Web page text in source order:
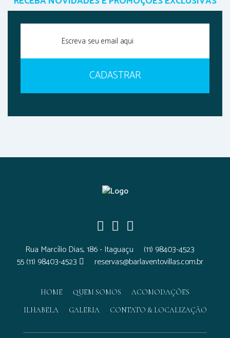
CADASTRAR
Rua Marcílio Dias, 186 - Itaguaçu
(11) 98403-4523
55 (11) 98403-4523
reservas@barlaventovillas.com.br
HOME QUEM SOMOS ACOMODAÇÕES
ILHABELA GALERIA CONTATO & LOCALIZAÇÃO